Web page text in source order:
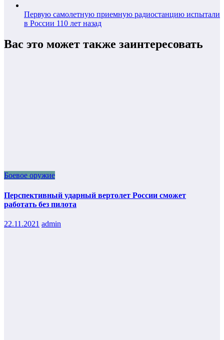
Первую самолетную приемную радиостанцию испытали
в России 110 лет назад
Вас это может также заинтересовать
Боевое оружие
Перспективный ударный вертолет России сможет
работать без пилота
22.11.2021 admin